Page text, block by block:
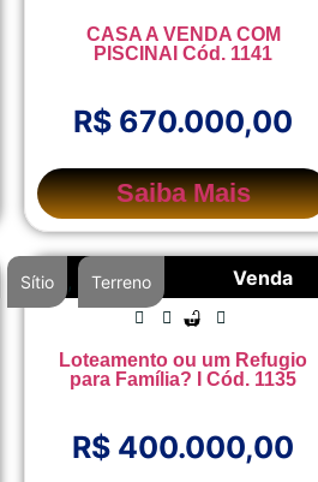
CASA A VENDA COM
PISCINAI Cód. 1141
R$ 670.000,00
Saiba Mais
Venda
Sítio , Terreno
Loteamento ou um Refugio
para Família? I Cód. 1135
R$ 400.000,00